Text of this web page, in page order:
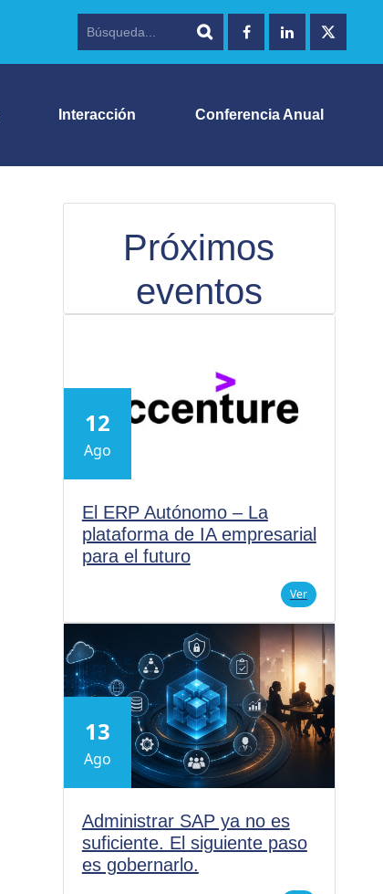
Interacción Conferencia Anual
Próximos
eventos
12
Ago
El ERP Autónomo – La
plataforma de IA empresarial
para el futuro
Ver
13
Ago
Administrar SAP ya no es
suficiente. El siguiente paso
es gobernarlo.